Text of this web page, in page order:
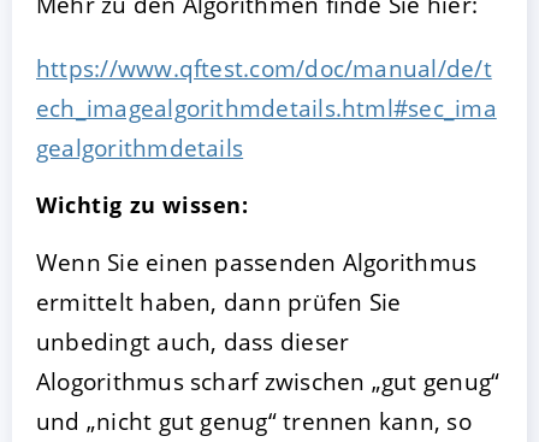
https://www.qftest.com/doc/manual/de/t
ech_imagealgorithmdetails.html#sec_ima
gealgorithmdetails
Wichtig zu wissen:
Wenn Sie einen passenden Algorithmus
ermittelt haben, dann prüfen Sie
unbedingt auch, dass dieser
Alogorithmus scharf zwischen „gut genug“
und „nicht gut genug“ trennen kann, so